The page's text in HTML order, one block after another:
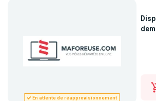
En attente de réapprovisionnement